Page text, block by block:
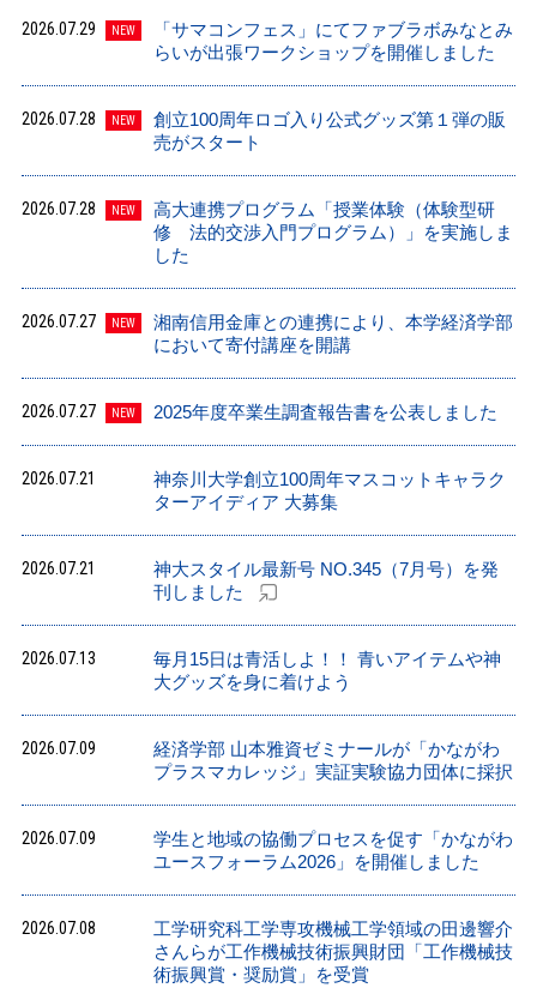
2026.07.29 NEW
「サマコンフェス」にてファブラボみなとみ
らいが出張ワークショップを開催しました
2026.07.28 NEW
創立100周年ロゴ入り公式グッズ第１弾の販
売がスタート
2026.07.28 NEW
高大連携プログラム「授業体験（体験型研
修 法的交渉入門プログラム）」を実施しま
した
2026.07.27 NEW
湘南信用金庫との連携により、本学経済学部
において寄付講座を開講
2026.07.27 NEW 2025年度卒業生調査報告書を公表しました
2026.07.21
神奈川大学創立100周年マスコットキャラク
ターアイディア 大募集
2026.07.21
神大スタイル最新号 NO.345（7月号）を発
刊しました
2026.07.13
毎月15日は青活しよ！！ 青いアイテムや神
大グッズを身に着けよう
2026.07.09
経済学部 山本雅資ゼミナールが「かながわ
プラスマカレッジ」実証実験協力団体に採択
2026.07.09
学生と地域の協働プロセスを促す「かながわ
ユースフォーラム2026」を開催しました
2026.07.08
工学研究科工学専攻機械工学領域の田邊響介
さんらが工作機械技術振興財団「工作機械技
術振興賞・奨励賞」を受賞